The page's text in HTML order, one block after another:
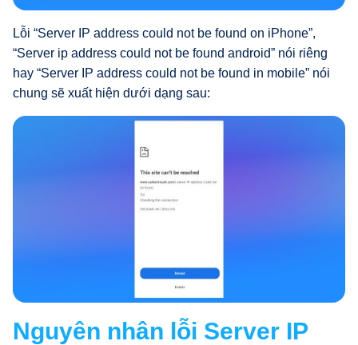
Lỗi “Server IP address could not be found on iPhone”,
“Server ip address could not be found android” nói riêng
hay “Server IP address could not be found in mobile” nói
chung sẽ xuất hiện dưới dạng sau:
Nguyên nhân lỗi Server IP